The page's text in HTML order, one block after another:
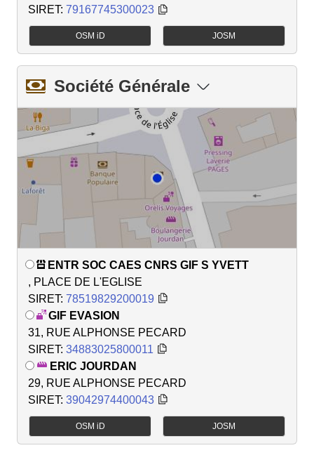
SIRET: 79167745300023
OSM iD JOSM
Société Générale
ENTR SOC CAES CNRS GIF S YVETT
, PLACE DE L'EGLISE
SIRET: 78519829200019
GIF EVASION
31, RUE ALPHONSE PECARD
SIRET: 34883025800011
ERIC JOURDAN
29, RUE ALPHONSE PECARD
SIRET: 39042974400043
OSM iD JOSM